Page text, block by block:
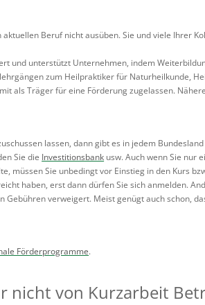
Beruf nicht ausüben. Sie und viele Ihrer
und unterstützt Unternehmen, indem
zum Heilpraktiker für Naturheilkunde,
als Träger für eine Förderung zugelassen.
lassen, dann gibt es in jedem
Sie die Investitionsbank usw. Auch wenn Sie nur
müssen Sie unbedingt vor Einstieg in den Kurs
haben, erst dann dürfen Sie sich anmelden.
Gebühren verweigert. Meist genügt auch schon,
Förderprogramme.
nicht von Kurzarbeit